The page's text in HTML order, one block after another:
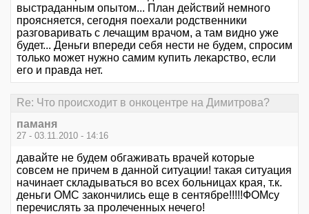
выстраданным опытом... План действий немного
проясняется, сегодня поехали родственники
разговаривать с лечащим врачом, а там видно уже
будет... Деньги впереди себя нести не будем, спросим
только может нужно самим купить лекарство, если
его и правда нет.
Re: Что происходит в онкоцентре на Димитрова?
паманя
27 - 03.11.2010 - 14:16
давайте не будем обгаживать врачей которые
совсем не причем в данной ситуации! такая ситуация
начинает складываться во всех больницах края, т.к.
деньги ОМС закончились еще в сентябре!!!!!ФОМсу
перечислять за пролеченных нечего!